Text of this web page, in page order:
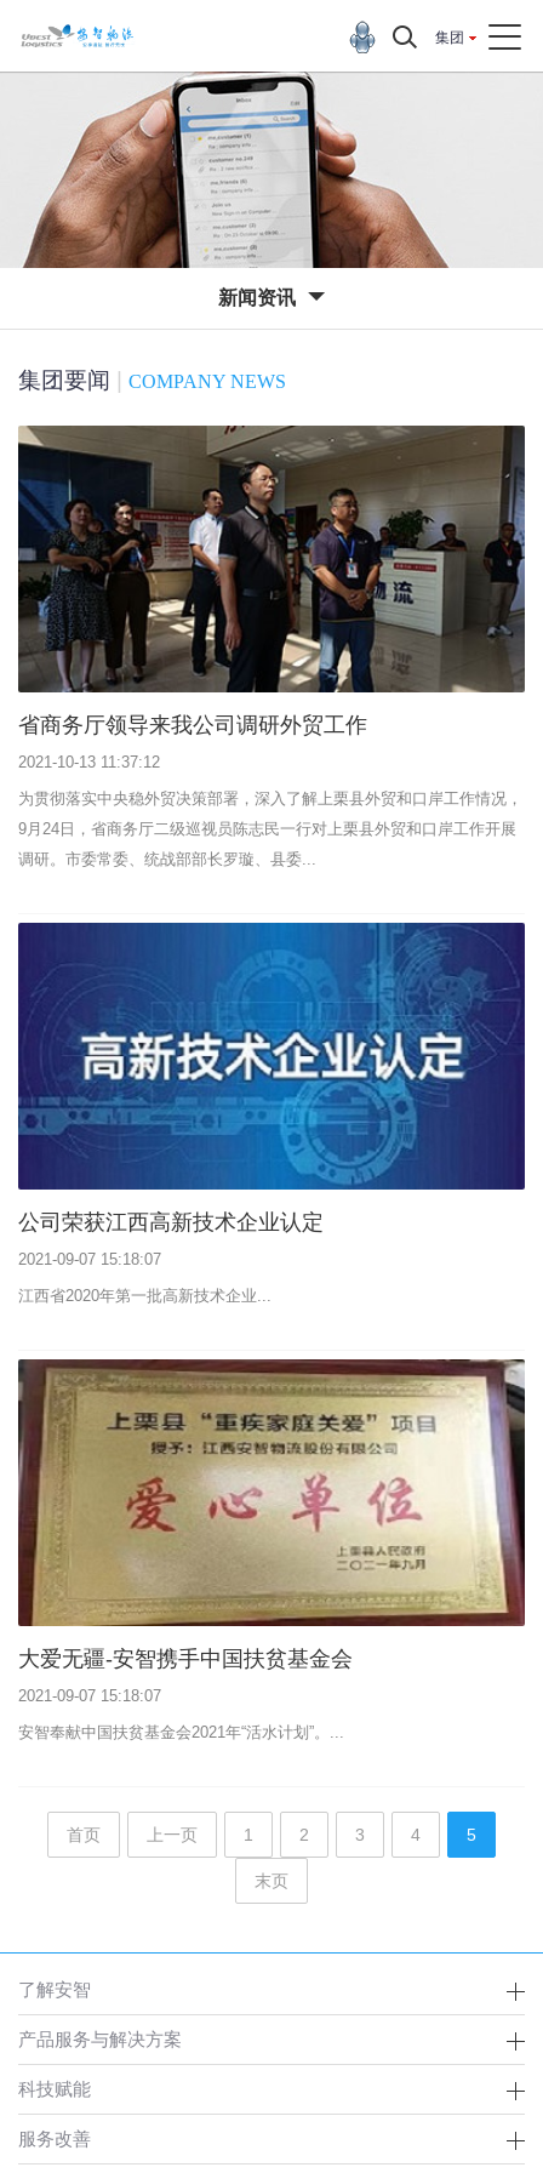
集团
新闻资讯
集团要闻 COMPANY NEWS
省商务厅领导来我公司调研外贸工作
2021-10-13 11:37:12
为贯彻落实中央稳外贸决策部署，深入了解上栗县外贸和口岸工作情况，
9月24日，省商务厅二级巡视员陈志民一行对上栗县外贸和口岸工作开展
调研。市委常委、统战部部长罗璇、县委...
公司荣获江西高新技术企业认定
2021-09-07 15:18:07
江西省2020年第一批高新技术企业...
大爱无疆-安智携手中国扶贫基金会
2021-09-07 15:18:07
安智奉献中国扶贫基金会2021年“活水计划”。...
首页 上一页 1 2 3 4 5
末页
了解安智
产品服务与解决方案
科技赋能
服务改善